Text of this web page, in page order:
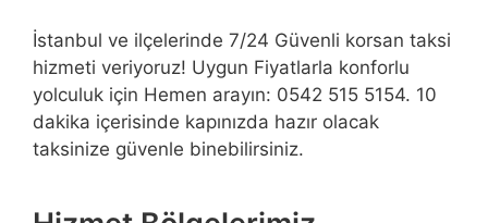
İstanbul ve ilçelerinde 7/24 Güvenli korsan taksi
hizmeti veriyoruz! Uygun Fiyatlarla konforlu
yolculuk için Hemen arayın: 0542 515 5154. 10
dakika içerisinde kapınızda hazır olacak
taksinize güvenle binebilirsiniz.